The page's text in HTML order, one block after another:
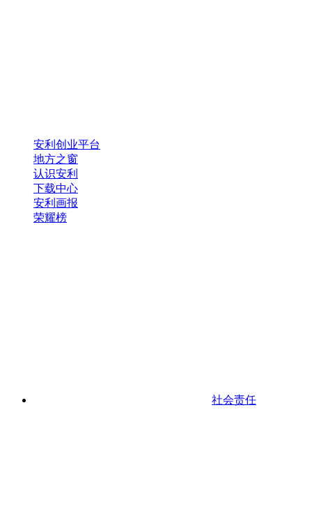
安利创业平台
地方之窗
认识安利
下载中心
安利画报
荣耀榜
社会责任